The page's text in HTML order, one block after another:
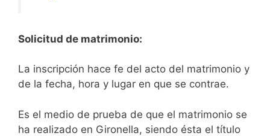
Solicitud de matrimonio:
La inscripción hace fe del acto del matrimonio y
de la fecha, hora y lugar en que se contrae.
Es el medio de prueba de que el matrimonio se
ha realizado en Gironella, siendo ésta el título